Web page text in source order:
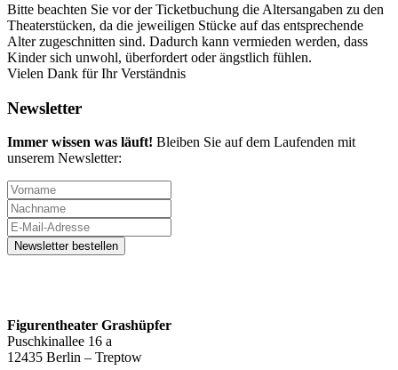
Bitte beachten Sie vor der Ticketbuchung die Altersangaben zu den
Theaterstücken, da die jeweiligen Stücke auf das entsprechende
Alter zugeschnitten sind. Dadurch kann vermieden werden, dass
Kinder sich unwohl, überfordert oder ängstlich fühlen.
Vielen Dank für Ihr Verständnis
Newsletter
Immer wissen was läuft! Bleiben Sie auf dem Laufenden mit
unserem Newsletter:
Figurentheater Grashüpfer
Puschkinallee 16 a
12435 Berlin – Treptow